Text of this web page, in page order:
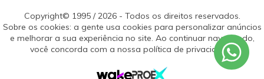
Copyright© 1995 / 2026 - Todos os direitos reservados.
Sobre os cookies: a gente usa cookies para personalizar anúncios
e melhorar a sua experiência no site. Ao continuar navegando,
você concorda com a nossa política de privacidade.